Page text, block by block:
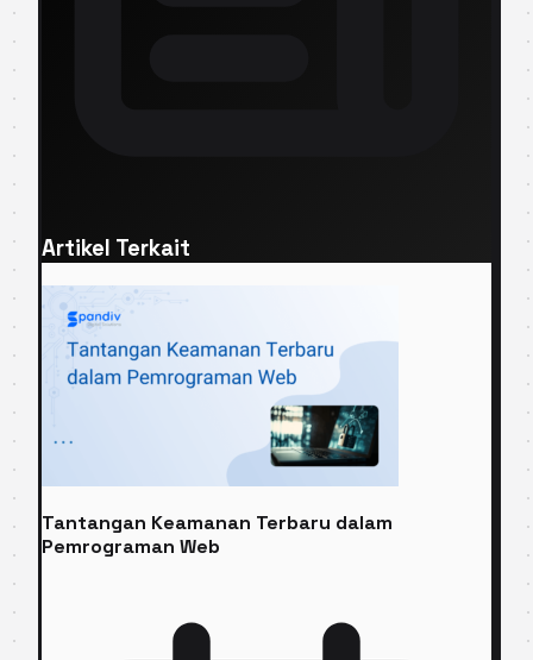
Artikel Terkait
Tantangan Keamanan Terbaru dalam
Pemrograman Web